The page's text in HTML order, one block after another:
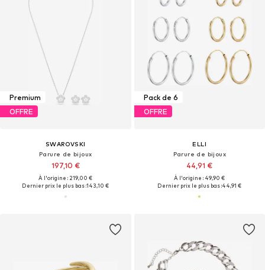
Premium
OFFRE
SWAROVSKI
Parure de bijoux
197,10 €
À l'origine : 219,00 €
Dernier prix le plus bas :143,10 €
Pack de 6
OFFRE
ELLI
Parure de bijoux
44,91 €
À l'origine : 49,90 €
Dernier prix le plus bas :44,91 €